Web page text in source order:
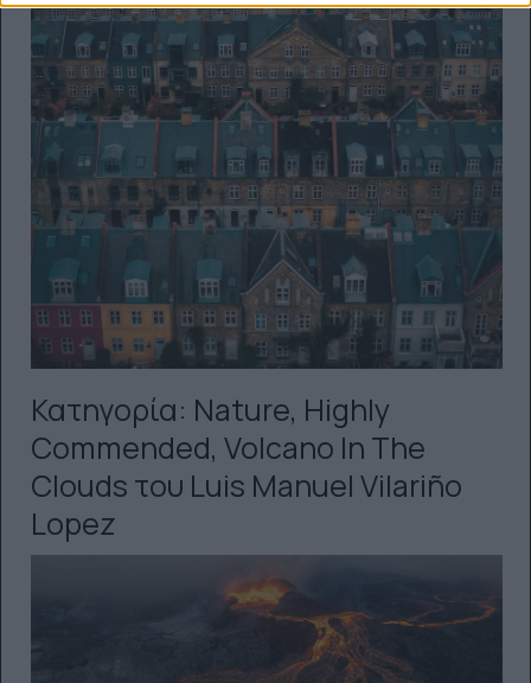
Κατηγορία: Nature, Highly
Commended, Volcano In The
Clouds του Luis Manuel Vilariño
Lopez